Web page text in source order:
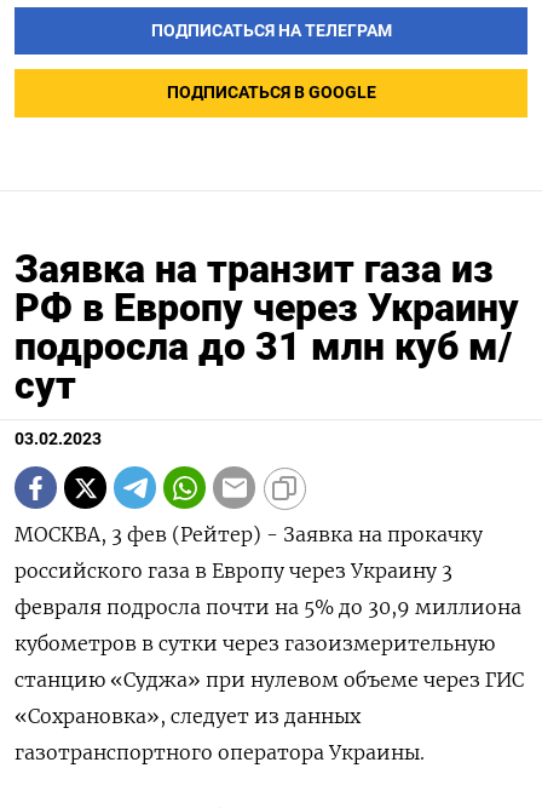
ПОДПИСАТЬСЯ НА ТЕЛЕГРАМ
ПОДПИСАТЬСЯ В GOOGLE
Заявка на транзит газа из
РФ в Европу через Украину
подросла до 31 млн куб м/
сут
03.02.2023
МОСКВА, 3 фев (Рейтер) - Заявка на прокачку
российского газа в Европу через Украину 3
февраля подросла почти на 5% до 30,9 миллиона
кубометров в сутки через газоизмерительную
станцию «Суджа» при нулевом объеме через ГИС
«Сохрановка», следует из данных
газотранспортного оператора Украины.